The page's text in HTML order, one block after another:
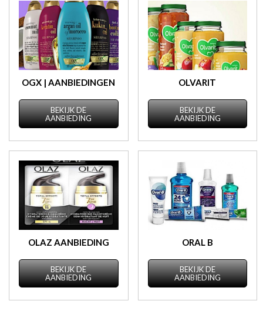
OGX | AANBIEDINGEN
BEKIJK DE
AANBIEDING
OLVARIT
BEKIJK DE
AANBIEDING
OLAZ AANBIEDING
BEKIJK DE
AANBIEDING
ORAL B
BEKIJK DE
AANBIEDING